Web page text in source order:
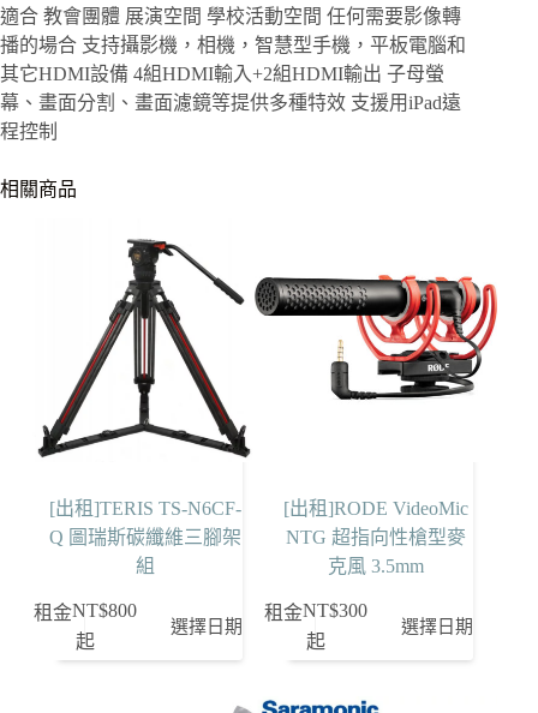
量
適合 教會團體 展演空間 學校活動空間 任何需要影像轉
播的場合 支持攝影機，相機，智慧型手機，平板電腦和
其它HDMI設備 4組HDMI輸入+2組HDMI輸出 子母螢
幕、畫面分割、畫面濾鏡等提供多種特效 支援用iPad遠
程控制
相關商品
[出租]TERIS TS-N6CF-
Q 圖瑞斯碳纖維三腳架
組
租金NT$800
起
選擇日期
[出租]RODE VideoMic
NTG 超指向性槍型麥
克風 3.5mm
租金NT$300
起
選擇日期